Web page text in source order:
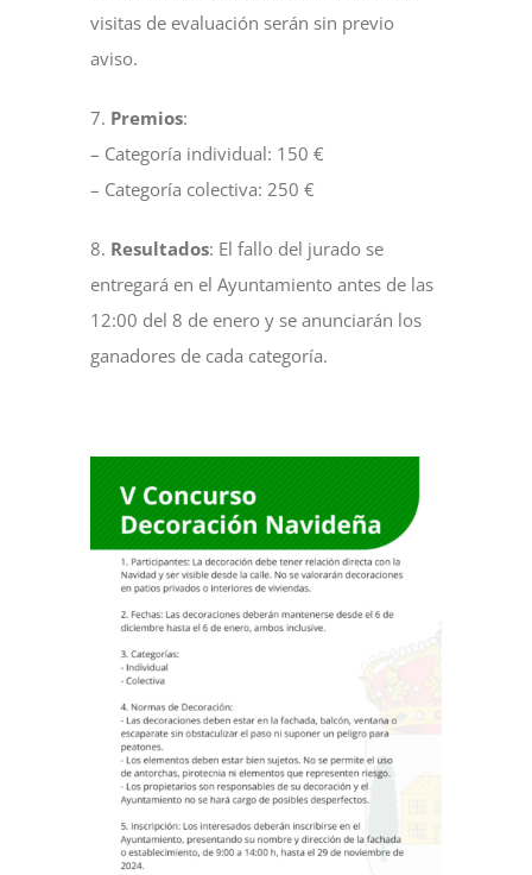
visitas de evaluación serán sin previo
aviso.
7. Premios:
– Categoría individual: 150 €
– Categoría colectiva: 250 €
8. Resultados: El fallo del jurado se
entregará en el Ayuntamiento antes de las
12:00 del 8 de enero y se anunciarán los
ganadores de cada categoría.